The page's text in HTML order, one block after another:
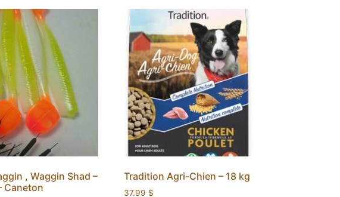
, Waggin Shad –
Caneton
Tradition Agri-Chien – 18 kg
37.99 $